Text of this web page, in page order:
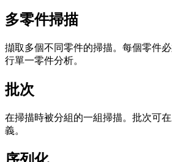
多零件掃描
擷取多個不同零件的掃描。每個零件
行單一零件分析。
批次
在掃描時被分組的一組掃描。批次可
義。